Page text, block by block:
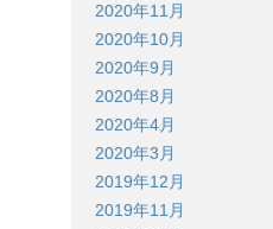
2020年11月
2020年10月
2020年9月
2020年8月
2020年4月
2020年3月
2019年12月
2019年11月